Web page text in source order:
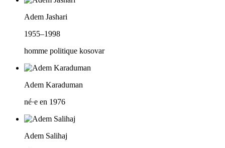
Adem Jashari
1955–1998
homme politique kosovar
Adem Karaduman
né·e en 1976
Adem Salihaj